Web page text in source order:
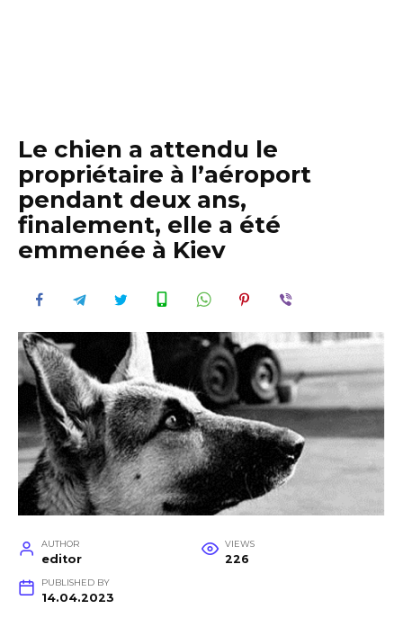
Le chien a attendu le
propriétaire à l’aéroport
pendant deux ans,
finalement, elle a été
emmenée à Kiev
AUTHOR
editor
VIEWS
226
PUBLISHED BY
14.04.2023